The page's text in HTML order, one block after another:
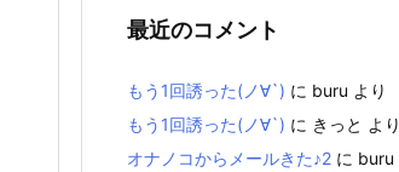
最近のコメント
もう1回誘った(ノ∀`) に buru より
もう1回誘った(ノ∀`) に きっと より
オナノコからメールきた♪2 に buru